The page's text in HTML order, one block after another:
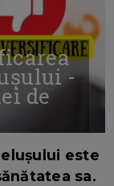
-
de
este
sa.